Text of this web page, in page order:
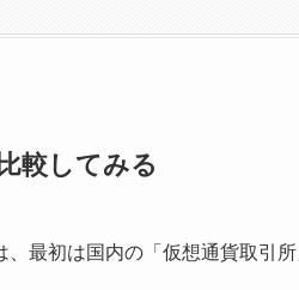
較してみる
最初は国内の「仮想通貨取引